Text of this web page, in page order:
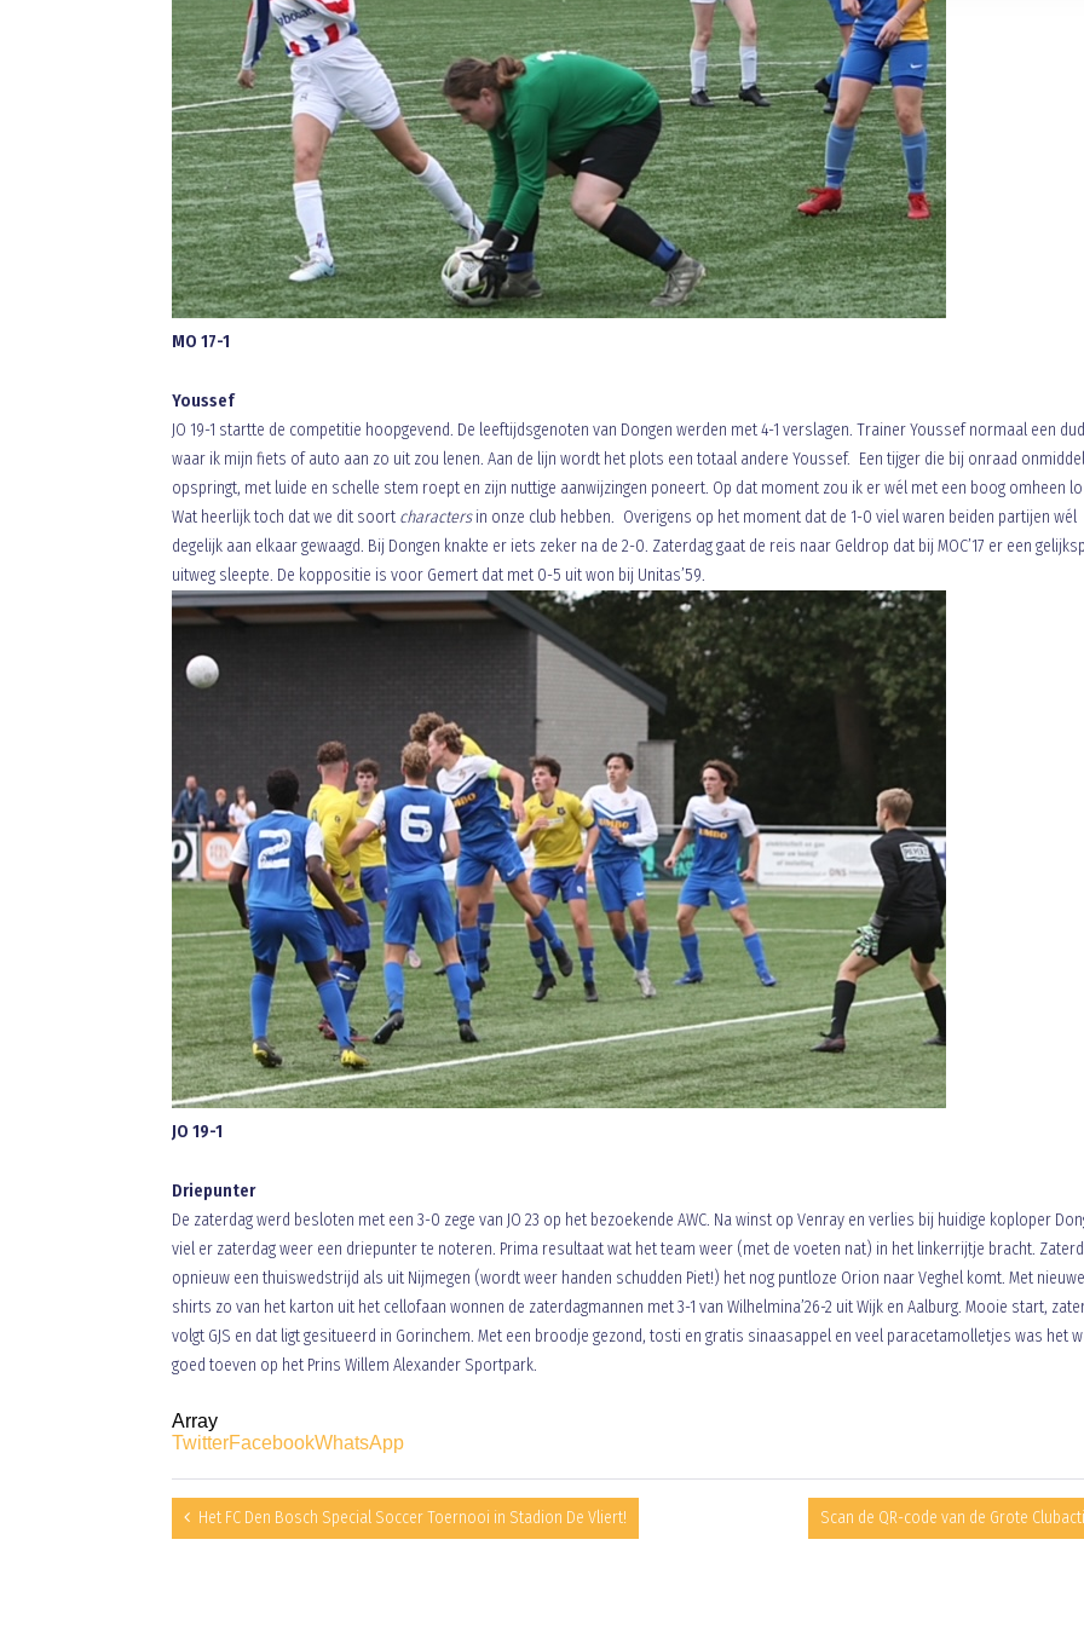
MO 17-1
Youssef
JO 19-1 startte de competitie hoopgevend. De leeftijdsgenoten van Dongen werden met 4-1 verslagen. Trainer Youssef normaal een
waar ik mijn fiets of auto aan zo uit zou lenen. Aan de lijn wordt het plots een totaal andere Youssef. Een tijger die bij onraad
opspringt, met luide en schelle stem roept en zijn nuttige aanwijzingen poneert. Op dat moment zou ik er wél met een boog omheen
Wat heerlijk toch dat we dit soort charactersin onze club hebben. Overigens op het moment dat de 1-0 viel waren beiden partijen wél
degelijk aan elkaar gewaagd. Bij Dongen knakte er iets zeker na de 2-0. Zaterdag gaat de reis naar Geldrop dat bij MOC’17 er een
uitweg sleepte. De koppositie is voor Gemert dat met 0-5 uit won bij Unitas’59.
JO 19-1
Driepunter
De zaterdag werd besloten met een 3-0 zege van JO 23 op het bezoekende AWC. Na winst op Venray en verlies bij huidige koploper
viel er zaterdag weer een driepunter te noteren. Prima resultaat wat het team weer (met de voeten nat) in het linkerrijtje bracht.
opnieuw een thuiswedstrijd als uit Nijmegen (wordt weer handen schudden Piet!) het nog puntloze Orion naar Veghel komt. Met nieuwe
shirts zo van het karton uit het cellofaan wonnen de zaterdagmannen met 3-1 van Wilhelmina’26-2 uit Wijk en Aalburg. Mooie start,
volgt GJS en dat ligt gesitueerd in Gorinchem. Met een broodje gezond, tosti en gratis sinaasappel en veel paracetamolletjes was het
goed toeven op het Prins Willem Alexander Sportpark.
Array
TwitterFacebookWhatsApp
Het FC Den Bosch Special Soccer Toernooi in Stadion De Vliert! Scan de QR-code van de Grote